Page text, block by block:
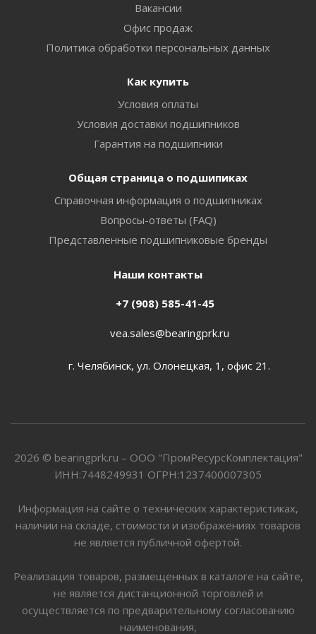
Вакансии
Офис продаж
Политика обработки персональных данных
Как купить
Условия оплаты
Условия доставки подшипников
Гарантия на подшипники
Общая страница о подшипиках
Справочная информация о подшипниках
Вопросы-ответы (FAQ)
Представленные подшипниковые бренды
Наши контакты
+7 (908) 585-41-45
vea.sales@bearingprk.ru
г. Челябинск, ул. Олонецкая, 1, офис 21.
2026 © bearingprk.ru – ООО "ПромРесурсКомплектация"
ИНН:7448249931 ОГРН:1237400007305
Информация на сайте о технических характеристиках,
наличии на складе, стоимости и изображениях товаров
не является публичной офертой.
Реализация товаров, размещенных в каталоге на сайте,
не является дистанционной торговлей и
осуществляется по предварительному согласованию
наименования,